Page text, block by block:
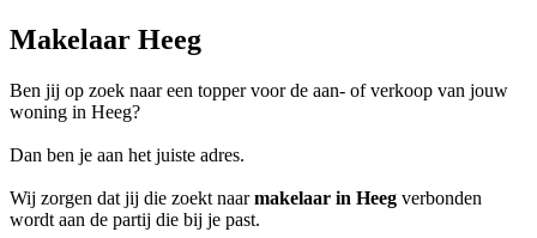
Makelaar Heeg
Ben jij op zoek naar een topper voor de aan- of verkoop van jouw
woning in Heeg?
Dan ben je aan het juiste adres.
Wij zorgen dat jij die zoekt naarmakelaar in Heeg verbonden
wordt aan de partij die bij je past.